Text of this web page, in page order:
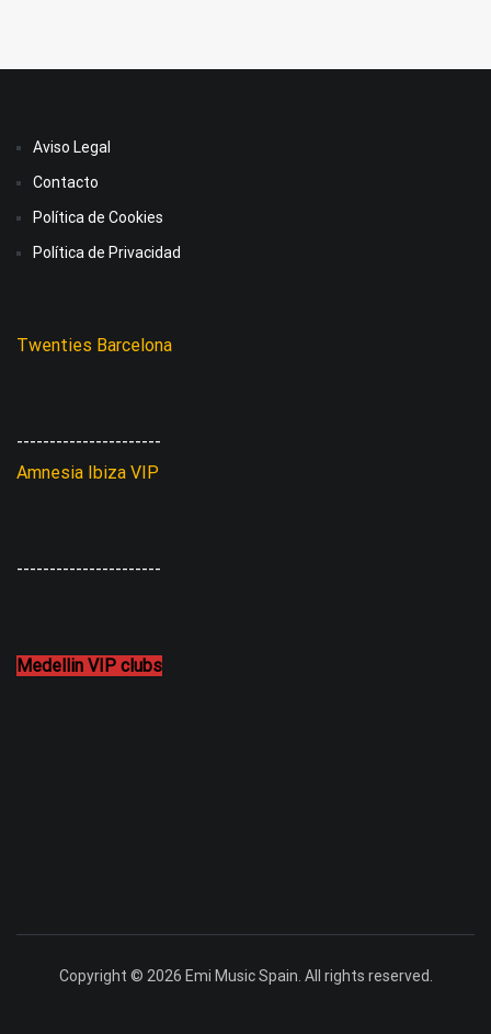
Aviso Legal
Contacto
Política de Cookies
Política de Privacidad
Twenties Barcelona
----------------------
Amnesia Ibiza VIP
----------------------
Medellin VIP clubs
Copyright © 2026 Emi Music Spain. All rights reserved.